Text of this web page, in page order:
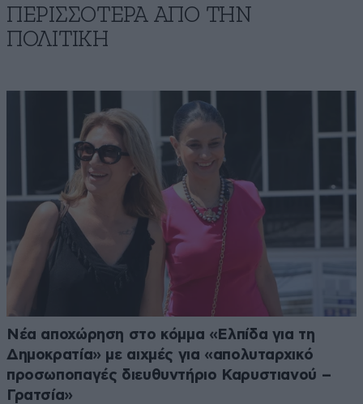
ΠΕΡΙΣΣΟΤΕΡΑ ΑΠΟ ΤΗΝ
ΠΟΛΙΤΙΚΗ
Νέα αποχώρηση στο κόμμα «Ελπίδα για τη
Δημοκρατία» με αιχμές για «απολυταρχικό
προσωποπαγές διευθυντήριο Καρυστιανού –
Γρατσία»